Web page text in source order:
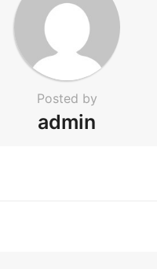
Posted by
admin